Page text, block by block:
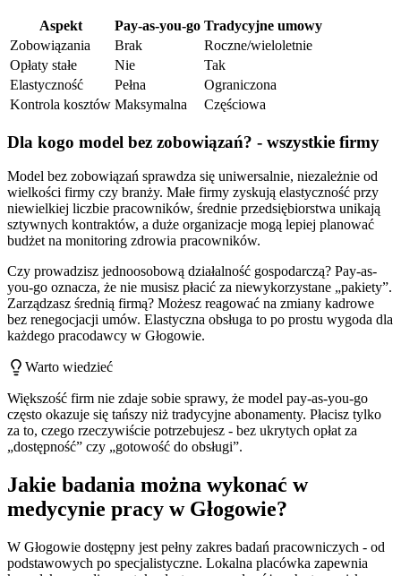
Aspekt Pay-as-you-go Tradycyjne umowy
Zobowiązania
Brak
Roczne/wieloletnie
Opłaty stałe
Nie
Tak
Elastyczność
Pełna
Ograniczona
Kontrola kosztów Maksymalna Częściowa
Dla kogo model bez zobowiązań? - wszystkie firmy
Model bez zobowiązań sprawdza się uniwersalnie, niezależnie od
wielkości firmy czy branży. Małe firmy zyskują elastyczność przy
niewielkiej liczbie pracowników, średnie przedsiębiorstwa unikają
sztywnych kontraktów, a duże organizacje mogą lepiej planować
budżet na monitoring zdrowia pracowników.
Czy prowadzisz jednoosobową działalność gospodarczą? Pay-as-
you-go oznacza, że nie musisz płacić za niewykorzystane „pakiety”.
Zarządzasz średnią firmą? Możesz reagować na zmiany kadrowe
bez renegocjacji umów. Elastyczna obsługa to po prostu wygoda dla
każdego pracodawcy w Głogowie.
Warto wiedzieć
Większość firm nie zdaje sobie sprawy, że model pay-as-you-go
często okazuje się tańszy niż tradycyjne abonamenty. Płacisz tylko
za to, czego rzeczywiście potrzebujesz - bez ukrytych opłat za
„dostępność” czy „gotowość do obsługi”.
Jakie badania można wykonać w
medycynie pracy w Głogowie?
W Głogowie dostępny jest pełny zakres badań pracowniczych - od
podstawowych po specjalistyczne. Lokalna placówka zapewnia